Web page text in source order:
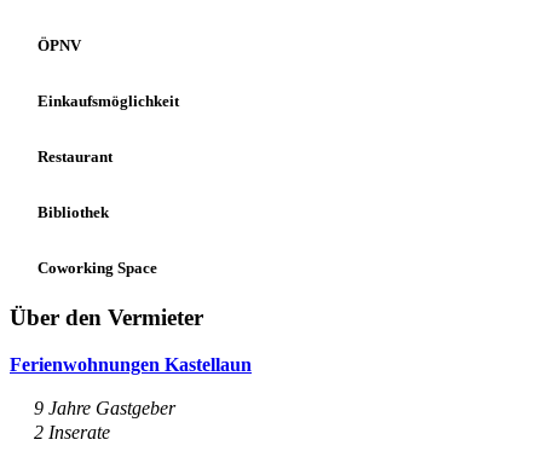
ÖPNV
Einkaufsmöglichkeit
Restaurant
Bibliothek
Coworking Space
Über den Vermieter
Ferienwohnungen Kastellaun
9 Jahre Gastgeber
2 Inserate